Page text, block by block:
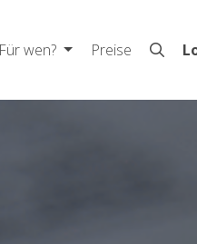
Für wen? Preise